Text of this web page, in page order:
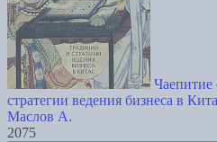
Чаепитие
стратегии ведения бизнеса в
Маслов А.
2075